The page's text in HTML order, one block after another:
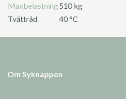
Maxbelastning510 kg
Tvättråd
40 °C
Om Syknappen